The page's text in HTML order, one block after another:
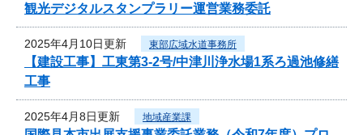
観光デジタルスタンプラリー運営業務委託
2025年4月10日更新 東部広域水道事務所
【建設工事】工東第3-2号/中津川浄水場1系ろ過池修繕
工事
2025年4月8日更新 地域産業課